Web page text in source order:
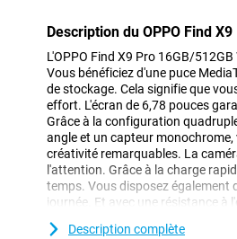
Description du OPPO Find
L'OPPO Find X9 Pro 16GB/
Vous bénéficiez d'une puce
de stockage. Cela signifie que
effort. L'écran de 6,78 pouces
Grâce à la configuration
angle et un capteur
créativité remarquables. La
l'attention. Grâce à la charge
temps. Vous disposez également
journée. Et avec une résistance à
Description complète